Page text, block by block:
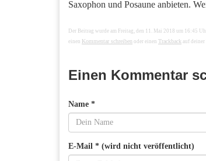
Saxophon und Posaune anbieten.
Der Beitrag wurde am Freitag, den 11. Mai 2018 um 16:45
einen Kommentar schreiben oder einen Trackback auf
Einen Kommentar
Name *
E-Mail * (wird nicht veröffentlicht)